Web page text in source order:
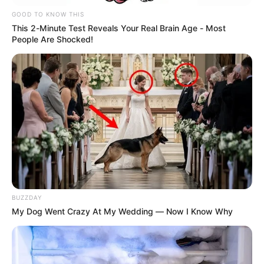
Barranquilla
GOOD TO KNOW THIS
This 2-Minute Test Reveals Your Real Brain Age - Most
People Are Shocked!
BUZZDAY
My Dog Went Crazy At My Wedding — Now I Know Why